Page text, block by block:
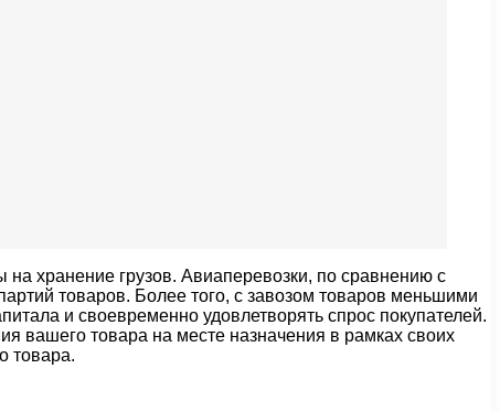
хранение грузов. Авиаперевозки, по сравнению с
товаров. Более того, с завозом товаров меньшими
и своевременно удовлетворять спрос покупателей.
вашего товара на месте назначения в рамках своих
товара.